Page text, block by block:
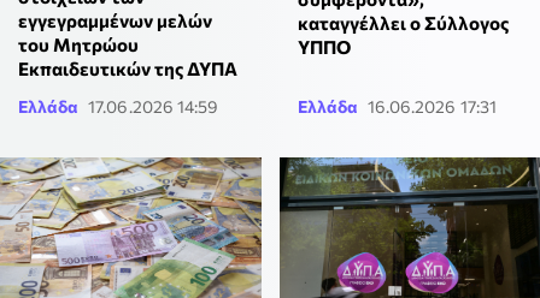
εγγεγραμμένων μελών
του Μητρώου
Εκπαιδευτικών της ΔΥΠΑ
Ελλάδα 17.06.2026 14:59
καταγγέλλει ο Σύλλογος
ΥΠΠΟ
Ελλάδα 16.06.2026 17:31